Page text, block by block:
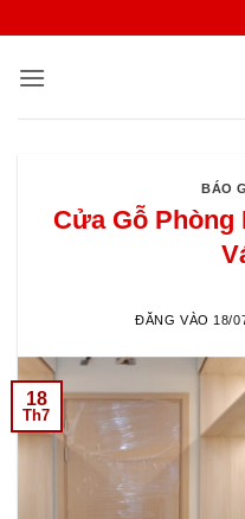
nội
BÁO
Cửa Gỗ Phòng
ĐĂNG VÀO 18/
18
Th7